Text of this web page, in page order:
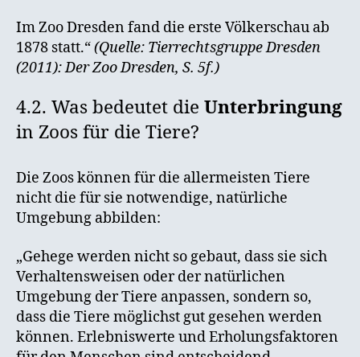
Im Zoo Dresden fand die erste Völkerschau ab
1878 statt.“(Quelle: Tierrechtsgruppe Dresden
(2011): Der Zoo Dresden, S. 5f.)
4.2. Was bedeutet die Unterbringung
in Zoos für die Tiere?
Die Zoos können für die allermeisten Tiere
nicht die für sie notwendige, natürliche
Umgebung abbilden:
„Gehege werden nicht so gebaut, dass sie sich
Verhaltensweisen oder der natürlichen
Umgebung der Tiere anpassen, sondern so,
dass die Tiere möglichst gut gesehen werden
können. Erlebniswerte und Erholungsfaktoren